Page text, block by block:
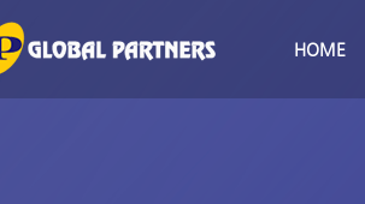
HOME